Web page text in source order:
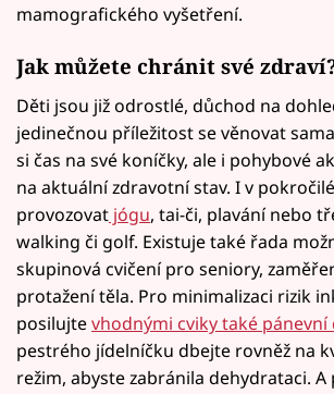
mamografického vyšetření.
Jak můžete chránit své
Děti jsou již odrostlé, důchod na
jedinečnou příležitost se věnovat
si čas na své koníčky, ale i pohybové
na aktuální zdravotní stav. I v
provozovat jógu, tai-či, plavání nebo
walking či golf. Existuje také řada
skupinová cvičení pro seniory,
protažení těla. Pro minimalizaci rizik
posilujtevhodnými cviky také pánevní
pestrého jídelníčku dbejte rovněž na
režim, abyste zabránila dehydrataci.